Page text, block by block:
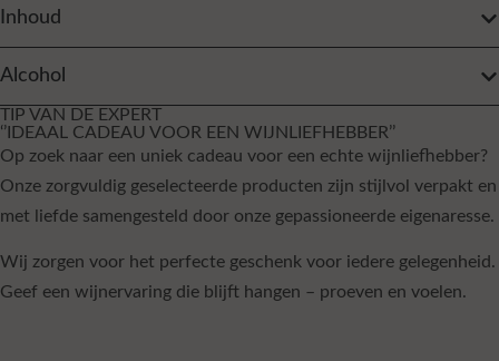
Inhoud
Alcohol
TIP VAN DE EXPERT
‘’IDEAAL CADEAU VOOR EEN WIJNLIEFHEBBER’’
Op zoek naar een uniek cadeau voor een echte wijnliefhebber?
Onze zorgvuldig geselecteerde producten zijn stijlvol verpakt en
met liefde samengesteld door onze gepassioneerde eigenaresse.
Wij zorgen voor het perfecte geschenk voor iedere gelegenheid.
Geef een wijnervaring die blijft hangen – proeven en voelen.